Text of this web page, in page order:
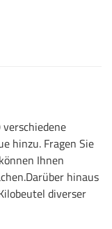
hinzu. Fragen Sie
Ihnen
hinaus
diverser